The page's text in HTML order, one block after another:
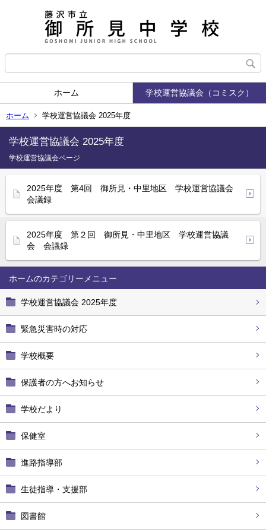
ホーム 学校運営協議会（コミスク）
ホーム 学校運営協議会 2025年度
ホーム
学校運営協議会 2025年度
緊急災害時の対応
学校概要
保護者の方へお知らせ
学校だより
保健室
進路指導部
生徒指導・支援部
図書館
学校運営協議会 2025年度
学校運営協議会ページ
2025年度 第4回 御所見・中里地区 学校運営協議会
会議録
2025年度 第２回 御所見・中里地区 学校運営協議
会 会議録